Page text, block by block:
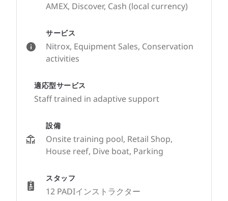
サービス
Nitrox, Equipment Sales, Conservation
activities
適応型サービス
Staff trained in adaptive support
設備
Onsite training pool, Retail Shop,
House reef, Dive boat, Parking
スタッフ
12 PADIインストラクター
AMEX, Discover, Cash (local currency)